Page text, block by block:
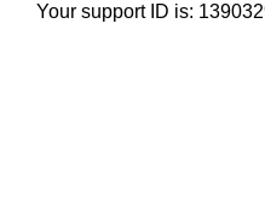
Your support ID is: